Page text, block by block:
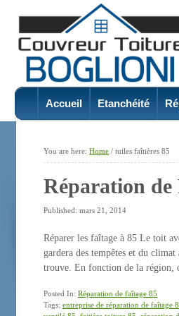
Accueil Etanchéité
You are here: Home / tuiles faîtières 85
Réparation de
Published: mars 21, 2014
Réparer les faîtage à 85 Le toit
gardera des tempêtes et du
trouve. En fonction de la région,
Posted In: Réparation de faîtage 85
Tags: entreprise de réparation de faîtage